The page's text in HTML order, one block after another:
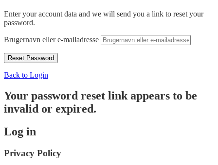
Enter your account data and we will send you a link to reset your
password.
Brugernavn eller e-mailadresse
Back to Login
Your password reset link appears to be
invalid or expired.
Log in
Privacy Policy